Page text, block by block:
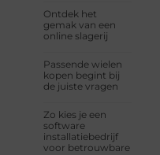
Ontdek het
gemak van een
online slagerij
Passende wielen
kopen begint bij
de juiste vragen
Zo kies je een
software
installatiebedrijf
voor betrouwbare